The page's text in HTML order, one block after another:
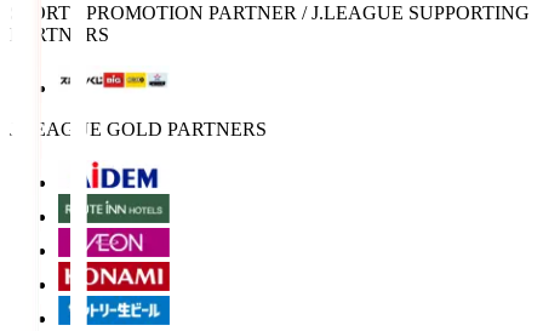
SPORTS PROMOTION PARTNER / J.LEAGUE SUPPORTING
PARTNERS
J.LEAGUE GOLD PARTNERS